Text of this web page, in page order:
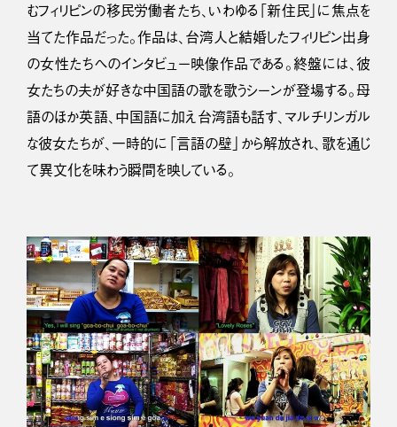
むフィリピンの移民労働者たち、いわゆる「新住民」に焦点を
当てた作品だった。作品は、台湾人と結婚したフィリピン出身
の女性たちへのインタビュー映像作品である。終盤には、彼
女たちの夫が好きな中国語の歌を歌うシーンが登場する。母
語のほか英語、中国語に加え台湾語も話す、マルチリンガル
な彼女たちが、一時的に「言語の壁」から解放され、歌を通じ
て異文化を味わう瞬間を映している。